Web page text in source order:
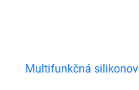
Multifunkčná